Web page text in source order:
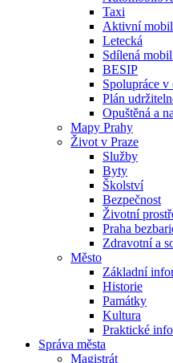
Taxi
Aktivní
Letecká
Sdílená
BESIP
Spolupráce v
Plán
Opuštěná a
Mapy Prahy
Život v Praze
Služby
Byty
Školství
Bezpečnost
Životní
Praha
Zdravotní a
Město
Základní
Historie
Památky
Kultura
Praktické
Správa města
Magistrát